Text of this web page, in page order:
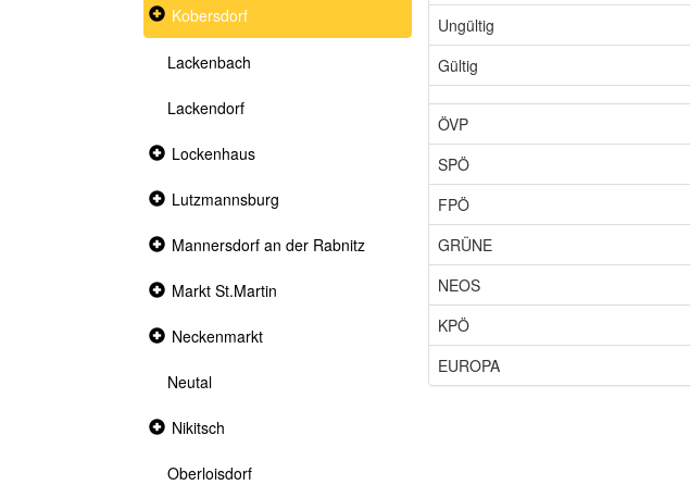
Collapsed
section
Kobersdorf
Lackenbach
Lackendorf
Collapsed
Lockenhaus
Collapsed
Lutzmannsburg
Collapsed
Mannersdorf an der Rabnitz
Collapsed
Markt St.Martin
Collapsed
Neckenmarkt
Neutal
Collapsed
Nikitsch
Oberloisdorf
Ungültig
Gültig
ÖVP
SPÖ
FPÖ
GRÜNE
NEOS
KPÖ
EUROPA